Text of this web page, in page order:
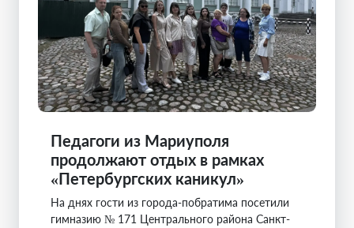
Педагоги из Мариуполя
продолжают отдых в рамках
«Петербургских каникул»
На днях гости из города-побратима посетили
гимназию № 171 Центрального района Санкт-